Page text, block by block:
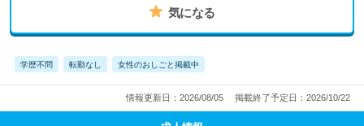
気になる
学歴不問 転勤なし 女性のおしごと掲載中
情報更新日：2026/08/05 掲載終了予定日：2026/10/22